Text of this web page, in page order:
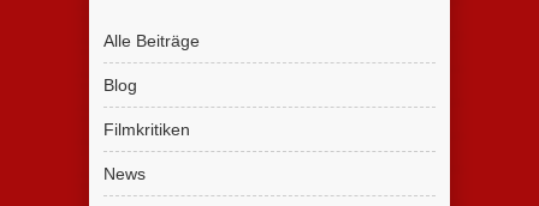
Alle Beiträge
Blog
Filmkritiken
News